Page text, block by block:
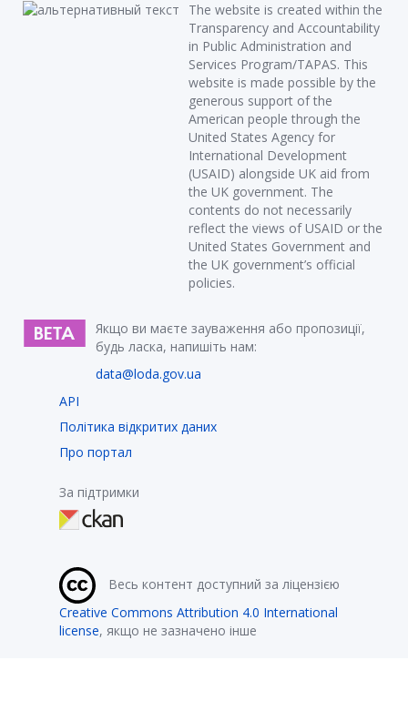
The website is created within the
Transparency and Accountability
in Public Administration and
Services Program/TAPAS. This
website is made possible by the
generous support of the
American people through the
United States Agency for
International Development
(USAID) alongside UK aid from
the UK government. The
contents do not necessarily
reflect the views of USAID or the
United States Government and
the UK government’s official
policies.
Якщо ви маєте зауваження або пропозиції,
будь ласка, напишіть нам:
data@loda.gov.ua
API
Політика відкритих даних
Про портал
За підтримки
Весь контент доступний за ліцензією
Creative Commons Attribution 4.0 International
license, якщо не зазначено інше